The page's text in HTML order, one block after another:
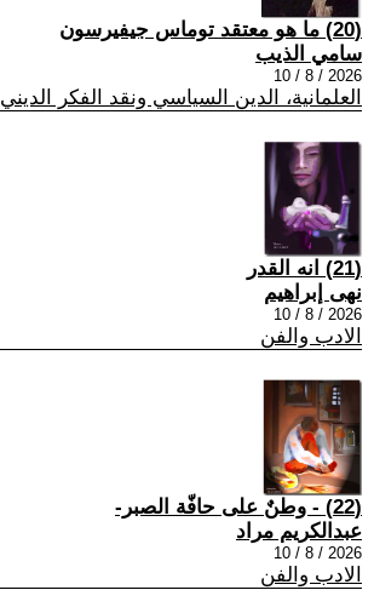
(20) ما هو معتقد توماس جيفيرسون
سامي الذيب
2026 / 8 / 10
العلمانية، الدين السياسي ونقد الفكر الديني
(21) انه القدر
نهى إبراهيم
2026 / 8 / 10
الادب والفن
(22) - وطنٌ على حافّة الصبر-
عبدالكريم مراد
2026 / 8 / 10
الادب والفن